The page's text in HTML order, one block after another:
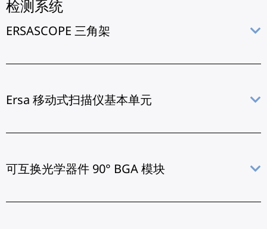
检测系统
ERSASCOPE 三角架
Ersa 移动式扫描仪基本单元
可互换光学器件 90° BGA 模块